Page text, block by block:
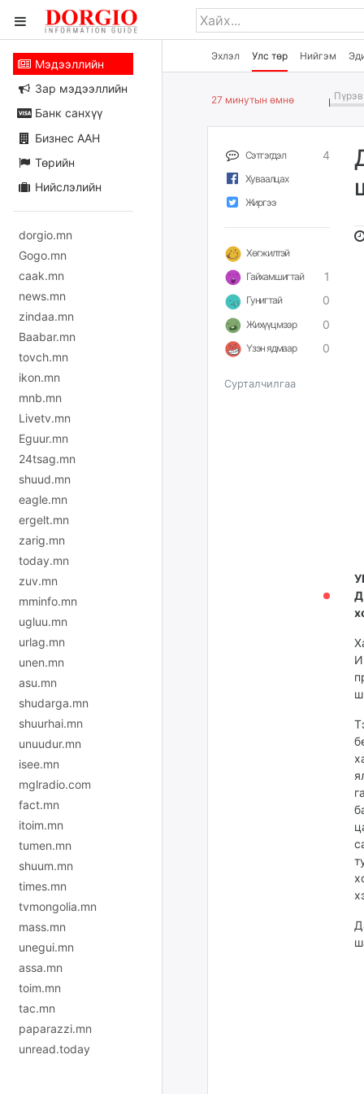
Эхлэл Улс төр Нийгэм
Мэдээллийн
Зар мэдээллийн
Банк санхүү
Бизнес ААН
Төрийн
Нийслэлийн
dorgio.mn
Gogo.mn
caak.mn
news.mn
zindaa.mn
Baabar.mn
tovch.mn
ikon.mn
mnb.mn
Livetv.mn
Eguur.mn
24tsag.mn
shuud.mn
eagle.mn
ergelt.mn
zarig.mn
today.mn
zuv.mn
mminfo.mn
ugluu.mn
urlag.mn
unen.mn
asu.mn
shudarga.mn
shuurhai.mn
unuudur.mn
isee.mn
mglradio.com
fact.mn
itoim.mn
tumen.mn
shuum.mn
times.mn
tvmongolia.mn
mass.mn
unegui.mn
assa.mn
toim.mn
tac.mn
paparazzi.mn
unread.today
27 минутын өмнө Пүрэв
Сэтгэгдэл 4
Хуваалцах
Жиргээ
Хөгжилтэй
Гайхамшигтай
1
Гунигтай 0
Жихүүцмээр 0
Үзэн ядмаар 0
Сурталчилгаа